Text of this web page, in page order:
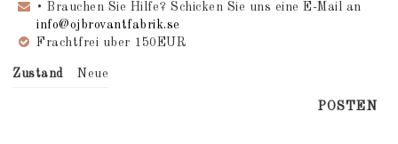
• Brauchen Sie Hilfe? Schicken Sie uns eine E-Mail an
info@ojbrovantfabrik.se
Frachtfrei uber 150EUR
Zustand Neue
POSTEN